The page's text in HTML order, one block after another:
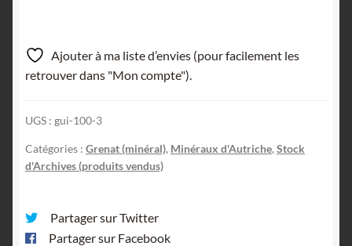
Ajouter à ma liste d’envies (pour facilement les
retrouver dans "Mon compte").
UGS : gui-100-3
Catégories : Grenat (minéral), Minéraux d'Autriche, Stock
d'Archives (produits vendus)
Partager sur Twitter
Partager sur Facebook